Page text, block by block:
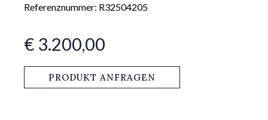
Referenznummer: R32504205
€ 3.200,00
PRODUKT ANFRAGEN